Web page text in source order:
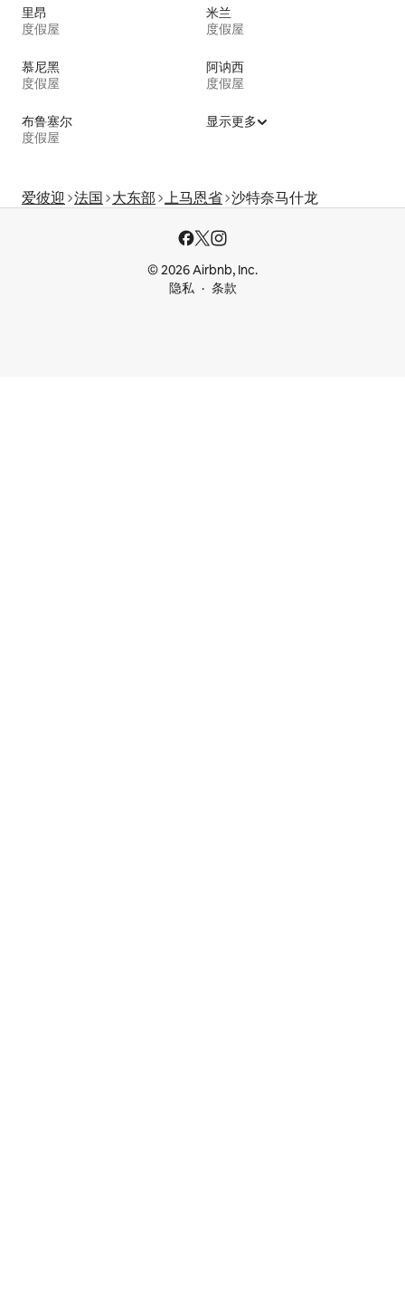
里昂
度假屋
米兰
度假屋
慕尼黑
度假屋
阿讷西
度假屋
布鲁塞尔
度假屋
显示更多
爱彼迎 法国 大东部 上马恩省 沙特奈马什龙
© 2026 Airbnb, Inc.
隐私
条款